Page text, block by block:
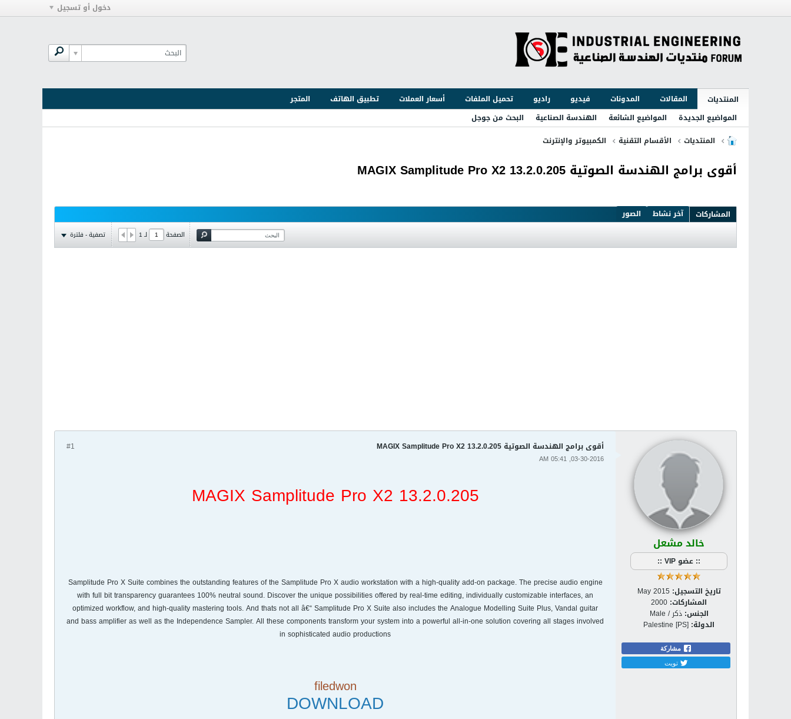
دخول أو تسجيل
المنتديات المقالات المدونات فيديو راديو تحميل الملفات أسعار العملات تطبيق الهاتف
المتجر
المواضيع الجديدة
المواضيع الشائعة الهندسة الصناعية
البحث من جوجل
المنتديات
الأقسام التقنية الكمبيوتر والإنترنت
أقوى برامج الهندسة الصوتية MAGIX Samplitude Pro X2 13.2.0.205
المشاركات آخر نشاط الصور
الصفحة لـ1 تصفية - فلترة
خالد مشعل
:: عضو VIP ::
تاريخ التسجيل: May 2015
المشاركات: 2000
الجنس: ذكر / Male
الدولة: Palestine [PS]
مشاركة
تويت
#1 أقوى برامج الهندسة الصوتية MAGIX Samplitude Pro X2 13.2.0.205
03-30-2016, 05:41 AM
MAGIX Samplitude Pro X2 13.2.0.205
Samplitude Pro X Suite combines the outstanding features of the Samplitude Pro X audio workstation with a high-quality add-on package. The precise audio engine
with full bit transparency guarantees 100% neutral sound. Discover the unique possibilities offered by real-time editing, individually customizable interfaces, an
optimized workflow, and high-quality mastering tools. And thats not all â€“ Samplitude Pro X Suite also includes the Analogue Modelling Suite Plus, Vandal guitar
and bass amplifier as well as the Independence Sampler. All these components transform your system into a powerful all-in-one solution covering all stages involved
in sophisticated audio productions
filedwon
DOWNLOAD